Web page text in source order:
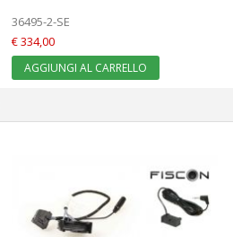
36495-2-SE
€ 334,00
AGGIUNGI AL CARRELLO